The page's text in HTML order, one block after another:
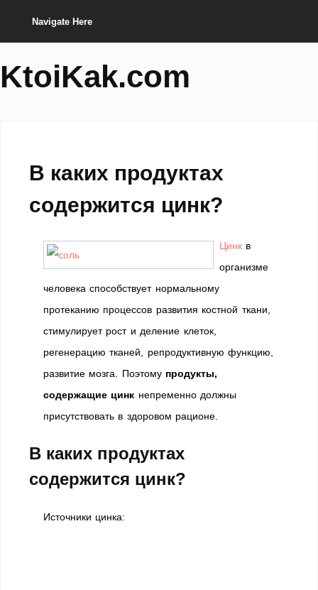
Navigate Here
KtoiKak.com
В каких продуктах
содержится цинк?
Цинк в
организме
человека способствует нормальному
протеканию процессов развития костной ткани,
стимулирует рост и деление клеток,
регенерацию тканей, репродуктивную функцию,
развитие мозга. Поэтому продукты,
содержащие цинк непременно должны
присутствовать в здоровом рационе.
В каких продуктах
содержится цинк?
Источники цинка: